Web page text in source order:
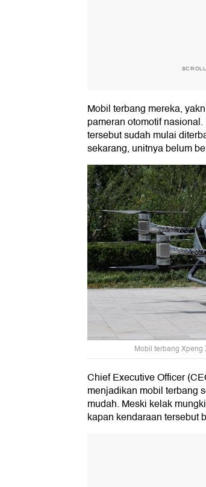
Mobil terbang mereka,
pameran otomotif
tersebut sudah mulai
sekarang, unitnya belum
Mobil terbang Xpeng
Chief Executive Officer
menjadikan mobil terbang
mudah. Meski kelak
kapan kendaraan tersebut